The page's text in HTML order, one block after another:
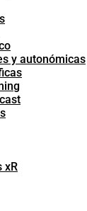
y autonómicas
xR